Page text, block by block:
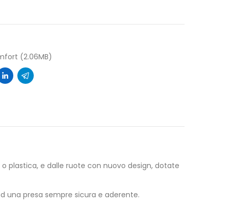
(2.06MB)
plastica, e dalle ruote con nuovo design, dotate
una presa sempre sicura e aderente.